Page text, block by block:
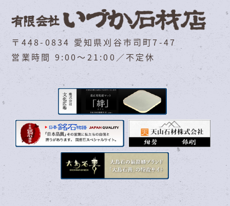
〒448-0834 愛知県刈谷市司町7-47
営業時間 9:00～21:00／不定休